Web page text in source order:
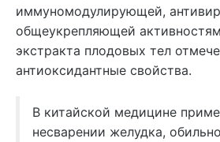
иммуномодулирующей,
общеукрепляющей
экстракта плодовых тел
антиоксидантные свойства.
В китайской медицине
несварении желудка,